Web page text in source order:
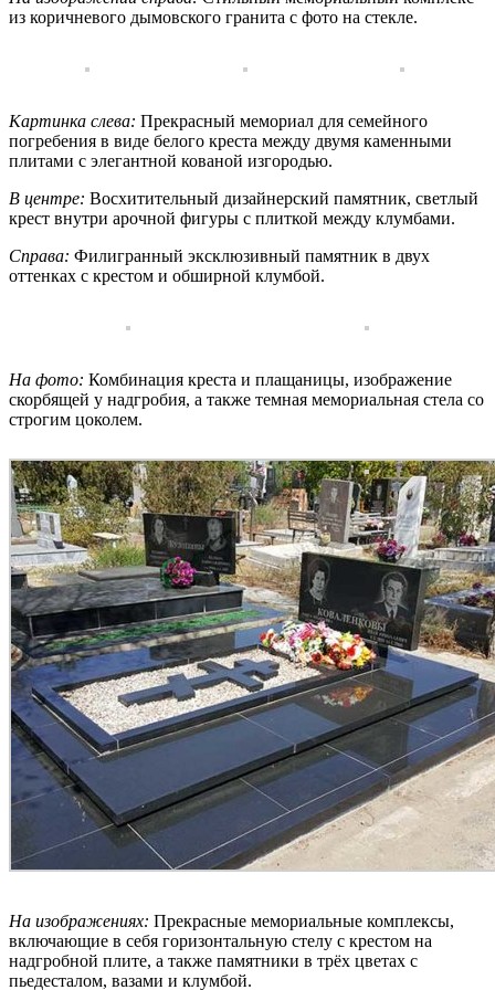
из коричневого дымовского гранита с фото на стекле.
Картинка слева: Прекрасный мемориал для семейного
погребения в виде белого креста между двумя каменными
плитами с элегантной кованой изгородью.
В центре: Восхитительный дизайнерский памятник, светлый
крест внутри арочной фигуры с плиткой между клумбами.
Справа: Филигранный эксклюзивный памятник в двух
оттенках с крестом и обширной клумбой.
На фото: Комбинация креста и плащаницы, изображение
скорбящей у надгробия, а также темная мемориальная стела со
строгим цоколем.
На изображениях: Прекрасные мемориальные комплексы,
включающие в себя горизонтальную стелу с крестом на
надгробной плите, а также памятники в трёх цветах с
пьедесталом, вазами и клумбой.